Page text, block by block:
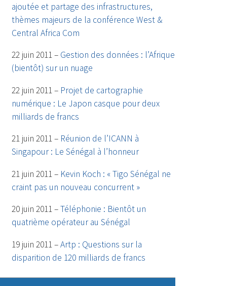
ajoutée et partage des infrastructures,
thèmes majeurs de la conférence West &
Central Africa Com
22 juin 2011 – Gestion des données : l’Afrique
(bientôt) sur un nuage
22 juin 2011 – Projet de cartographie
numérique : Le Japon casque pour deux
milliards de francs
21 juin 2011 – Réunion de l’ICANN à
Singapour : Le Sénégal à l’honneur
21 juin 2011 – Kevin Koch : « Tigo Sénégal ne
craint pas un nouveau concurrent »
20 juin 2011 –Téléphonie : Bientôt un
quatrième opérateur au Sénégal
19 juin 2011 –Artp : Questions sur la
disparition de 120 milliards de francs